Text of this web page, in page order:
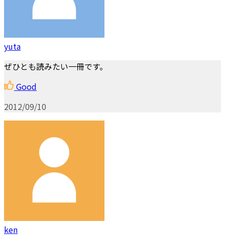
yuta
ぜひとも読みたい一冊です。
Good
2012/09/10
ken